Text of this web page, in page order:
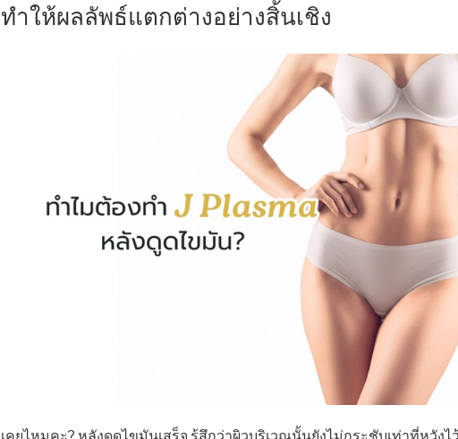
ทำให้ผลลัพธ์แตกต่างอย่างสิ้นเชิง
เคยไหมคะ? หลังดูดไขมันเสร็จ รู้สึกว่าผิวบริเวณนั้นยังไม่กระชับเท่าที่หวังไว้